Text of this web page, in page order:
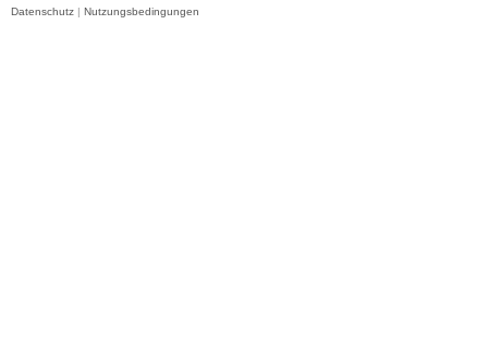
Datenschutz | Nutzungsbedingungen